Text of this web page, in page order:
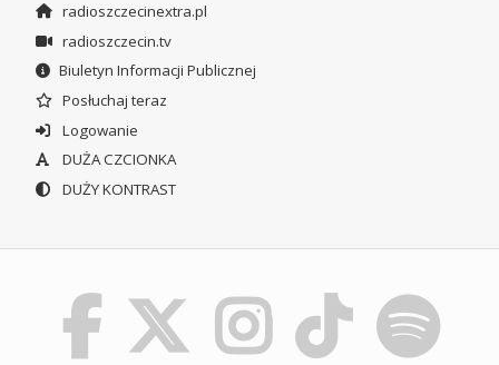
radioszczecinextra.pl
radioszczecin.tv
Biuletyn Informacji Publicznej
Posłuchaj teraz
Logowanie
DUŻA CZCIONKA
DUŻY KONTRAST